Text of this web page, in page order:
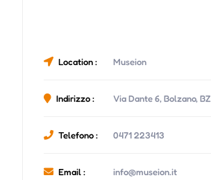
Location : Museion
Indirizzo : Via Dante 6, Bolzano, BZ
Telefono : 0471 223413
Email : info@museion.it